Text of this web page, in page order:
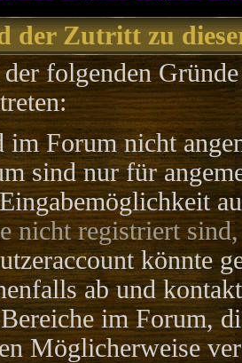
der Zutritt zu
folgenden
im Forum nicht
sind nur für
nicht registriert
könnte
ab und
im Forum,
Möglicherweise